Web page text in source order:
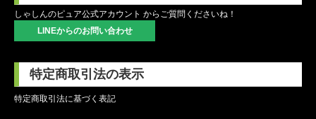
しゃしんのピュア公式アカウント からご質問くださいね！
LINEからのお問い合わせ
特定商取引法の表示
特定商取引法に基づく表記